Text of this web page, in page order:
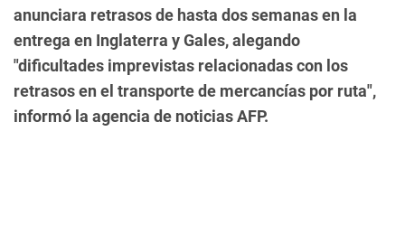
anunciara retrasos de hasta dos semanas en la
entrega en Inglaterra y Gales, alegando
"dificultades imprevistas relacionadas con los
retrasos en el transporte de mercancías por ruta",
informó la agencia de noticias AFP.